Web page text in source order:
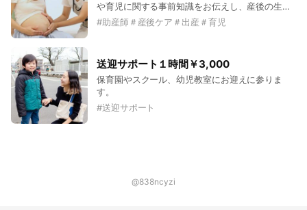
や育児に関する事前知識をお伝えし、産後の生活
にスムーズに移行できるように、心の準備のお手
様々な感情と向き合う ・自分が不安なのはどこだ
ろう? ・自分の望みを視覚化するビジョンボード
作り ・予想外の展開になった時どうする？ ・出
産後のバースプラン作り ・産後の計画 ・出産の
後スタッフの特徴】 ・助産師 ・産後ケアリスト
#助産師＃産後ケア＃出産＃育児
送迎サポート１時間￥3,000
保育園やスクール、幼児教室にお迎えに参りま
す。
#送迎サポート
@838ncyzi